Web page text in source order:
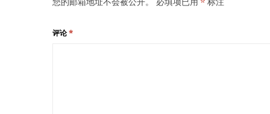
评论*